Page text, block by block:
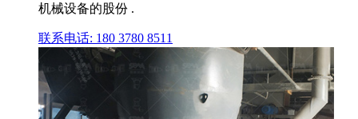
机械设备的股份 .
联系电话: 180 3780 8511